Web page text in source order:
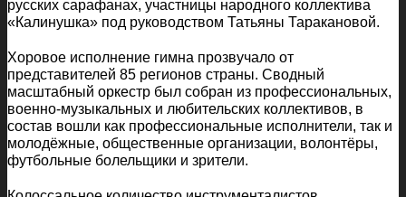
русских сарафанах, участницы народного коллектива
«Калинушка» под руководством Татьяны Таракановой.
Хоровое исполнение гимна прозвучало от
представителей 85 регионов страны. Сводный
масштабный оркестр был собран из профессиональных,
военно-музыкальных и любительских коллективов, в
состав вошли как профессиональные исполнители, так и
молодёжные, общественные организации, волонтёры,
футбольные болельщики и зрители.